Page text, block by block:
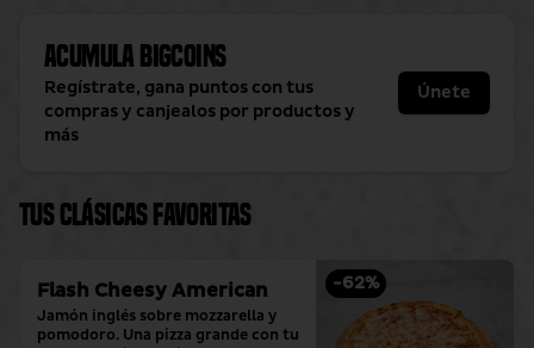
Acumula BigCoins
Regístrate, gana puntos con tus
compras y canjealos por productos y
más
Únete
Tus clásicas favoritas
-62%
Flash Cheesy American
Jamón inglés sobre mozzarella y
pomodoro. Una pizza grande con tu